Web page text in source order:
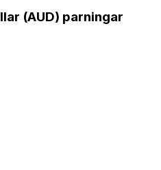
(AUD) parningar